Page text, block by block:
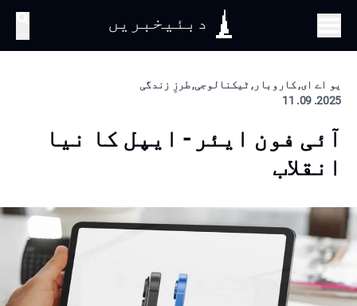
دبئیخبریں
یو اے ای, کاروبار, ٹیکنالوجی, طرزِ زندگی
2025. 09. 11
آئی فون ایئر - ایپل کا نیا
انقلاب